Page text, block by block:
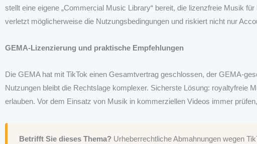
stellt eine eigene „Commercial Music Library“ bereit, die lizenzfreie Musik
verletzt möglicherweise die Nutzungsbedingungen und riskiert nicht nur
GEMA-Lizenzierung und praktische Empfehlungen
Die GEMA hat mit TikTok einen Gesamtvertrag geschlossen, der GEMA-
Nutzungen bleibt die Rechtslage komplexer. Sicherste Lösung:
erlauben. Vor dem Einsatz von Musik in kommerziellen Videos immer
Betrifft Sie dieses Thema?Urheberrechtliche Abmahnungen wegen